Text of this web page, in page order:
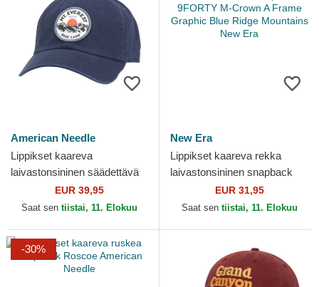
American Needle
Lippikset kaareva
laivastonsininen säädettävä
nauha Hepcat American
Needle
EUR 39,95
Saat sen tiistai, 11. Elokuu
New Era
Lippikset kaareva rekka
laivastonsininen snapback
9FORTY M-Crown A Frame
Graphic Blue Ridge...
EUR 31,95
Saat sen tiistai, 11. Elokuu
-30%